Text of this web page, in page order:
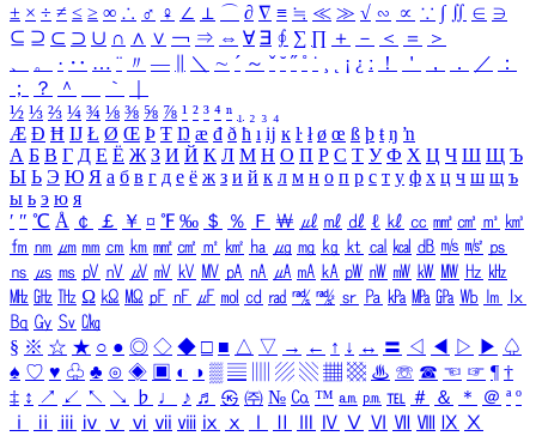
± × ÷ ≠ ≤ ≥ ∞ ∴ ♂ ♀ ∠ ⊥ ⌒ ∂ ∇ ≡ ≒ ≪ ≫ √ ∽ ∝ ∵ ∫ ∬ ∈ ∋
⊆ ⊇ ⊂ ⊃ ∪ ∩ ∧ ∨ ￢ ⇒ ⇔ ∀ ∃ ∮ ∑ ∏ ＋ － ＜ ＝
＞
、
。 · ‥ … ¨ 〃 ― ＼ ∼ ´ ～ ˇ ˘ ˝ ˚ ˙ ¸ ¡ ¿ ː ！ ＇ ， ． ／
：
；
？ ＾ ｀
½ ⅓ ⅔ ¼ ¾ ⅛ ⅜ ⅝ ⅞ ¹ ² ³ ⁴ ⁿ ₁ ₂ ₃ ₄
Æ Ð Ħ Ĳ Ł Ø Œ Þ Ŧ Ŋ æ đ ð ħ ı ĳ ĸ ŀ ł ø œ ß þ ŧ ŋ ŉ
А Б В Г Д Е Ё Ж З И Й К Л М Н О П Р С Т У Ф Х Ц Ч Ш Щ Ъ
Ы Ь Э Ю Я а б в г д е ё ж з и й к л м н о п р с т у ф х ц ч ш щ ъ
ы ь э ю я
′ ″ ℃ Å ￠ ￡ ￥ ¤ ℉ ‰ ＄ ％ Ｆ ￦ ㎕ ㎖ ㎗ ℓ ㎘ ㏄ ㎣ ㎤ ㎥ ㎦
㎙ ㎚ ㎛ ㎜ ㎝ ㎞ ㎟ ㎠ ㎡ ㎢ ㏊ ㎍ ㎎ ㎏ ㏏ ㎈ ㎉ ㏈ ㎧ ㎨ ㎰
㎱ ㎲ ㎳ ㎴ ㎵ ㎶ ㎷ ㎸ ㎹ ㎀ ㎁ ㎂ ㎃ ㎄ ㎺ ㎻ ㎽ ㎾ ㎿ ㎐ ㎑
㎒ ㎓ ㎔ Ω ㏀ ㏁ ㎊ ㎋ ㎌ ㏖ ㏅ ㎭ ㎮ ㎯ ㏛ ㎩ ㎪ ㎫ ㎬ ㏝ ㏐
㏓
㏃ ㏉ ㏜ ㏆
§ ※ ☆ ★ ○ ● ◎ ◇ ◆ □ ■ △ ▽ → ← ↑ ↓ ↔ 〓 ◁ ◀ ▷ ▶ ♤
♠ ♡ ♥ ♧ ♣ ⊙ ◈ ▣ ◐ ◑ ▒ ▤ ▨ ▧ ▦ ▩ ♨ ☏ ☎ ☜ ☞ ¶ †
‡ ↕ ↗ ↙ ↖ ↘ ♭ ♩ ♪ ♬ ㉿ ㈜ № ㏇ ™ ㏂ ㏘ ℡ ＃ ＆ ＊ ＠ ª º
ⅰ
ⅱ ⅲ ⅳ ⅴ ⅵ ⅶ ⅷ ⅸ ⅹ Ⅳ Ⅴ Ⅵ Ⅶ Ⅷ Ⅸ Ⅹ